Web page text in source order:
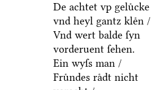
De achtet vp geluͤcke
vnd heyl gantz kleͤn /
Vnd wert balde ſyn
vorderuent ſehen.
Ein wyſs man /
Fruͤndes raͤdt nicht